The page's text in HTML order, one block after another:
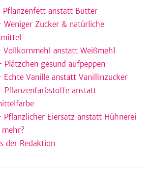
Pflanzenfett anstatt Butter
Weniger Zucker & natürliche
Vollkornmehl anstatt Weißmehl
gesund aufpeppen
Echte Vanille anstatt Vanillinzucker
Pflanzenfarbstoffe anstatt
Pflanzlicher Eiersatz anstatt Hühnerei
der Redaktion